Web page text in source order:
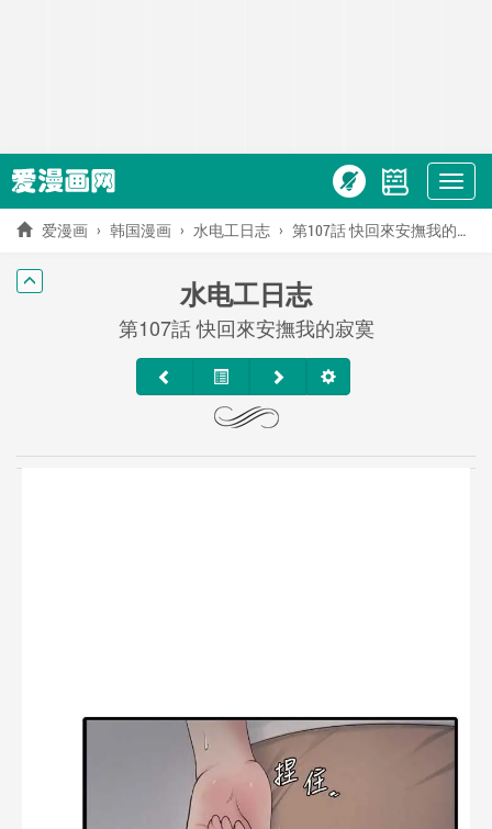
Show
menu
爱漫画 韩国漫画 水电工日志 第107話 快回來安撫我的寂寞
水电工日志
第107話 快回來安撫我的寂寞